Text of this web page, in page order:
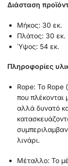
Διάσταση
Μήκος: 30 εκ.
Πλάτος: 30 εκ.
Ύψος: 54 εκ.
Πληροφορίες
Rope: Το Rope
που πλέκονται
αλλά δυνατό
λινάρι.
Μέταλλο: Το